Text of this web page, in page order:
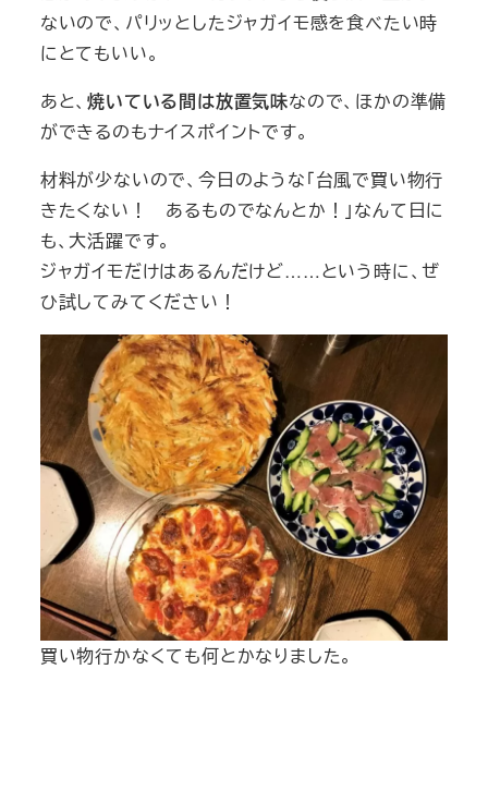
ないので、パリッとしたジャガイモ感を食べたい時
にとてもいい。
あと、焼いている間は放置気味なので、ほかの準備
ができるのもナイスポイントです。
材料が少ないので、今日のような「台風で買い物行
きたくない！ あるものでなんとか！」なんて日に
も、大活躍です。
ジャガイモだけはあるんだけど……という時に、ぜ
ひ試してみてください！
買い物行かなくても何とかなりました。